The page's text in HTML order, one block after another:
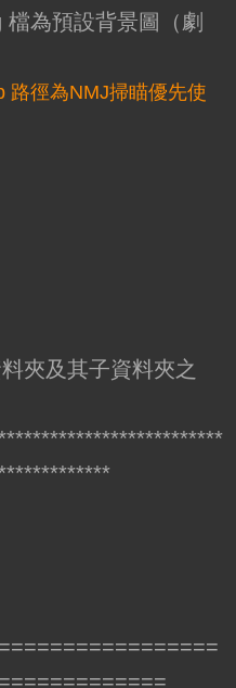
為預設背景圖（劇
路徑為NMJ掃瞄優先使
夾及其子資料夾之